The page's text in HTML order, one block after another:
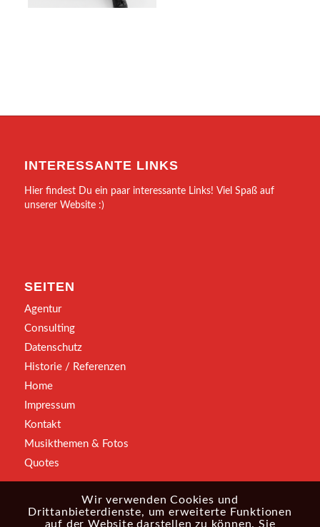
INTERESSANTE LINKS
Hier findest Du ein paar interessante Links! Viel Spaß auf
unserer Website :)
SEITEN
Agentur
Consulting
Datenschutz
Historie / Referenzen
Home
Impressum
Kontakt
Musikthemen & Fotos
Quotes
Wir verwenden Cookies und
Drittanbieterdienste, um erweiterte Funktionen
auf der Website darstellen zu können. Sie